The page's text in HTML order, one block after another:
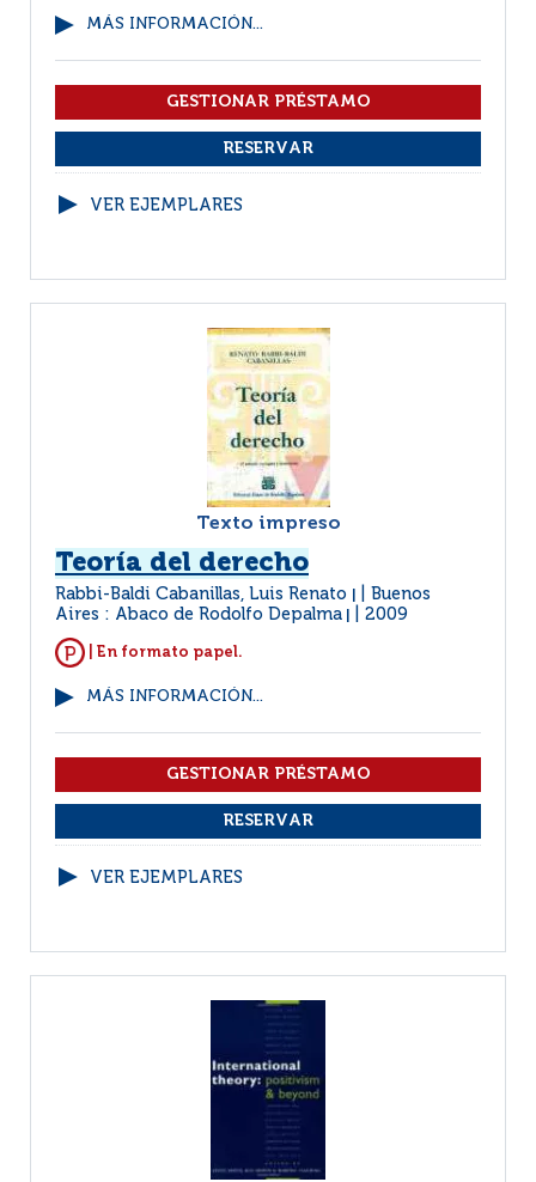
MÁS INFORMACIÓN...
VER EJEMPLARES
Texto impreso
Teoría del derecho
Rabbi-Baldi Cabanillas, Luis Renato
Buenos
Aires : Abaco de Rodolfo Depalma
2009
| En formato papel.
MÁS INFORMACIÓN...
VER EJEMPLARES